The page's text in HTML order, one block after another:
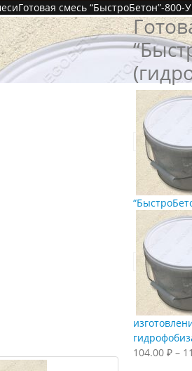
Готовая смесь “БыстроБетон”-
104.00 ₽ –